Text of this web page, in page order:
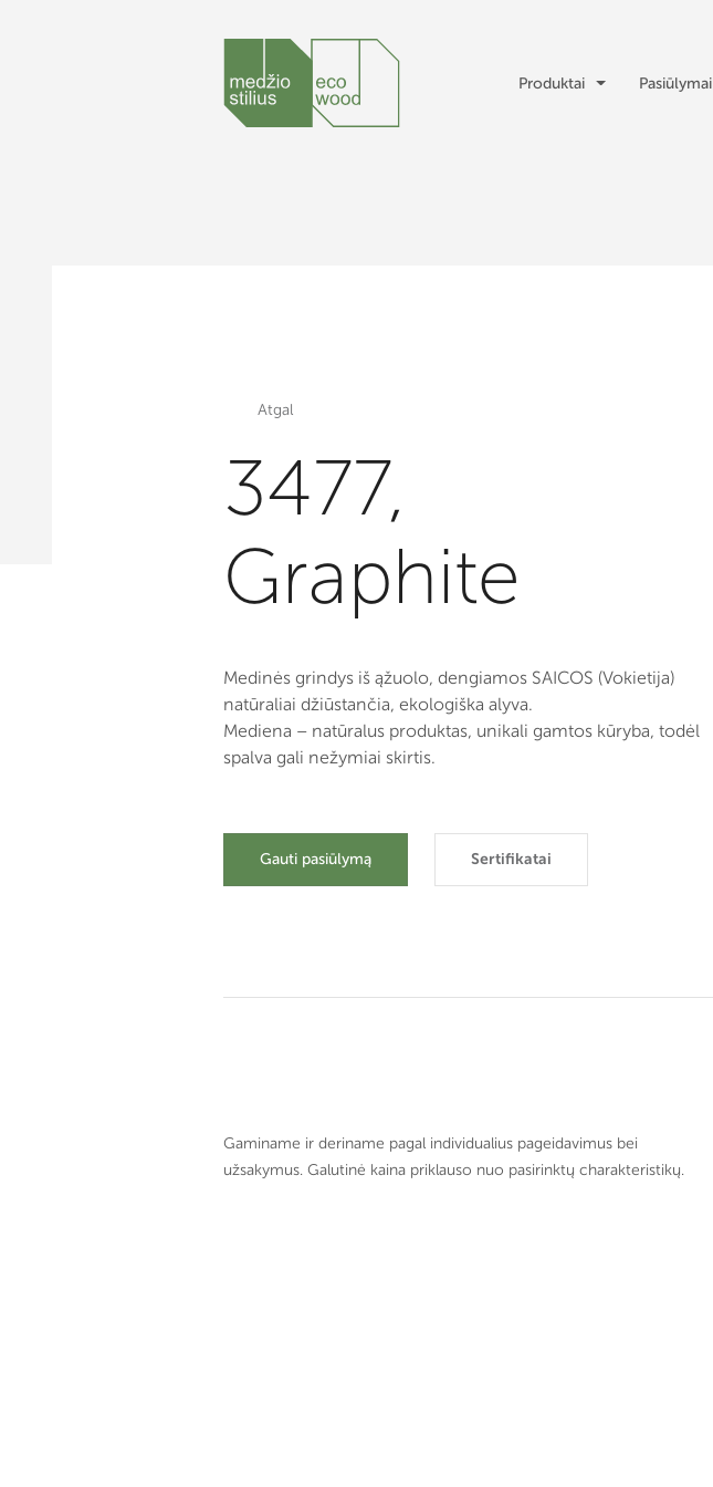
Produktai Pasiūlymai
Atgal
3477,
Graphite
Medinės grindys iš ąžuolo, dengiamos SAICOS (Vokietija)
natūraliai džiūstančia, ekologiška alyva.
Mediena – natūralus produktas, unikali gamtos kūryba, todėl
spalva gali nežymiai skirtis.
Gauti pasiūlymą Sertifikatai
Gaminame ir deriname pagal individualius pageidavimus bei
užsakymus. Galutinė kaina priklauso nuo pasirinktų charakteristikų.